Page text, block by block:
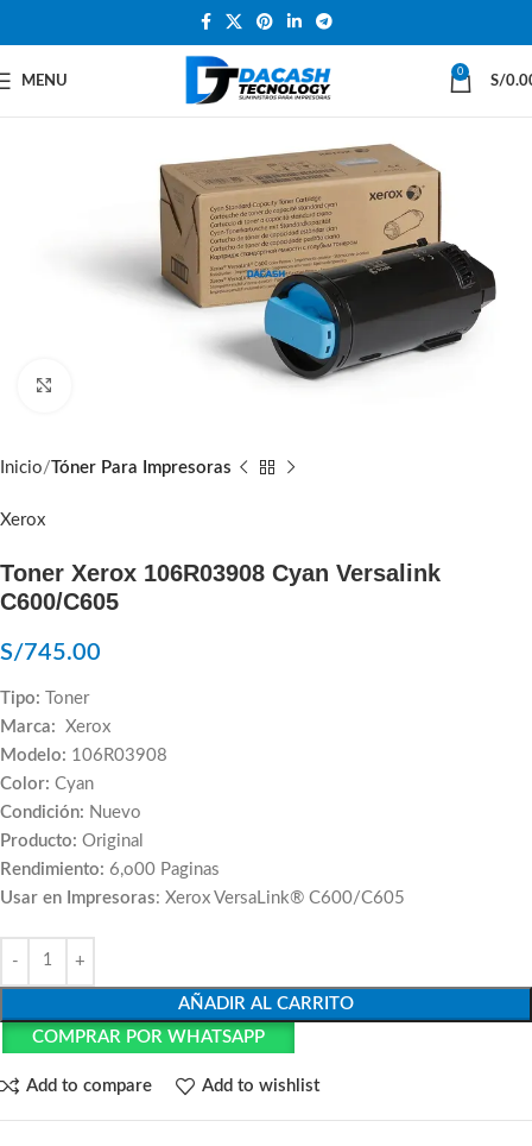
MENU
0
S/
Inicio Tóner Para Impresoras
Xerox
Toner Xerox 106R03908 Cyan Versalink
C600/C605
S/745.00
Tipo: Toner
Marca: Xerox
Modelo: 106R03908
Color: Cyan
Condición: Nuevo
Producto: Original
Rendimiento: 6,o00 Paginas
Usar en Impresoras: Xerox VersaLink® C600/C605
AÑADIR AL CARRITO
COMPRAR POR WHATSAPP
Add to compare Add to wishlist